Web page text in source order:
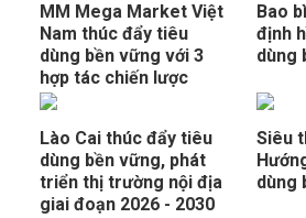
MM Mega Market Việt
Nam thúc đẩy tiêu
dùng bền vững với 3
hợp tác chiến lược
Bao
định
dùng
Lào Cai thúc đẩy tiêu
dùng bền vững, phát
triển thị trường nội địa
giai đoạn 2026 - 2030
Siêu
dùng